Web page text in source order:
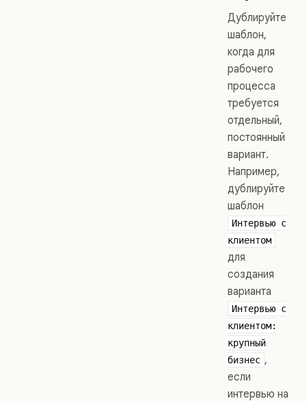
Дублируйте
шаблон,
когда для
рабочего
процесса
требуется
отдельный,
постоянный
вариант.
Например,
дублируйте
шаблон
Интервью с
клиентом
для
создания
варианта
Интервью с
клиентом:
крупный
бизнес ,
если
интервью на